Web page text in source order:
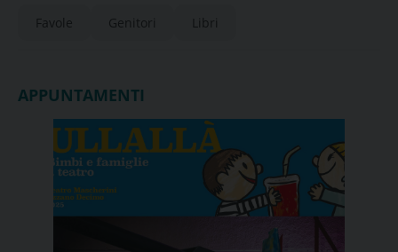
Favole Genitori Libri
APPUNTAMENTI